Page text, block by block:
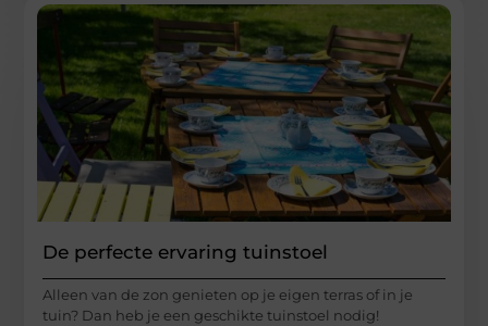
De perfecte ervaring tuinstoel
Alleen van de zon genieten op je eigen terras of in je
tuin? Dan heb je een geschikte tuinstoel nodig!